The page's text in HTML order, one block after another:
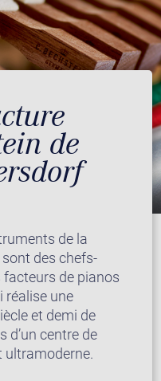
de
de la
des chefs-
de pianos
réalise une
et demi de
d’un centre de
ultramoderne.